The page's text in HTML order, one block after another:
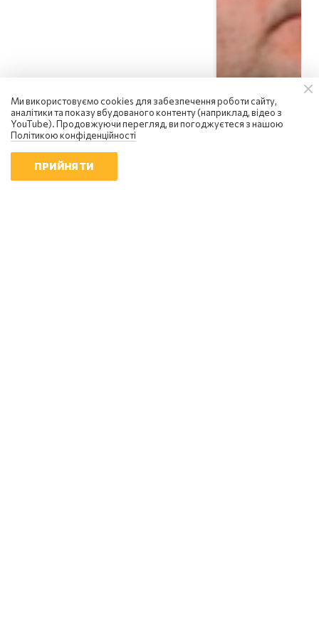
Ми використовуємо cookies для забезпечення роботи сайту,
аналітики та показу вбудованого контенту (наприклад, відео з
YouTube). Продовжуючи перегляд, ви погоджуєтеся з нашою
Політикою конфіденційності
ПРИЙНЯТИ